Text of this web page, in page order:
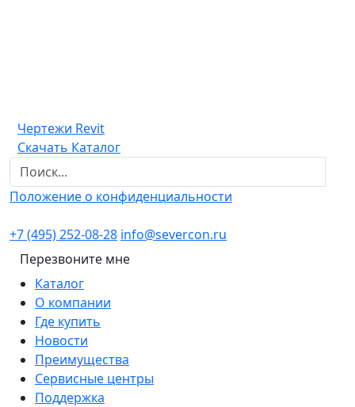
Чертежи Revit
Скачать Каталог
Положение о конфиденциальности
+7 (495) 252-08-28 info@severcon.ru
Перезвоните мне
Каталог
О компании
Где купить
Новости
Преимущества
Сервисные центры
Поддержка